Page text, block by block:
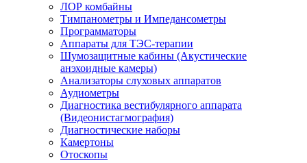
ЛОР комбайны
Тимпанометры и Импедансометры
Программаторы
Аппараты для ТЭС-терапии
Шумозащитные кабины (Акустические
анэхоидные камеры)
Анализаторы слуховых аппаратов
Аудиометры
Диагностика вестибулярного аппарата
(Видеонистагмография)
Диагностические наборы
Камертоны
Отоскопы